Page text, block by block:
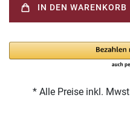
IN DEN WARENKORB
* Alle Preise inkl. Mwst